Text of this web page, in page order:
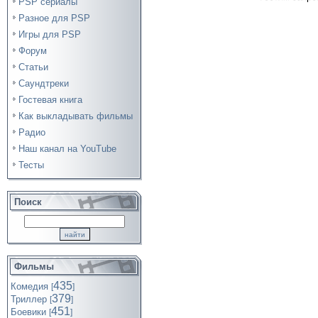
Разное для PSP
Игры для PSP
Форум
Статьи
Саундтреки
Гостевая книга
Как выкладывать фильмы
Радио
Наш канал на YouTube
Тесты
Поиск
Фильмы
Комедия [435]
Триллер [379]
Боевики [451]